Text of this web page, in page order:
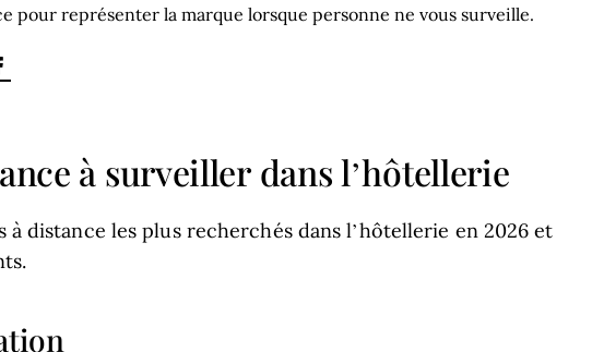
pour représenter la marque lorsque personne ne vous surveille.
on Twitter
on LinkedIn
à surveiller dans l’hôtellerie
à distance les plus recherchés dans l’hôtellerie en 2026 et